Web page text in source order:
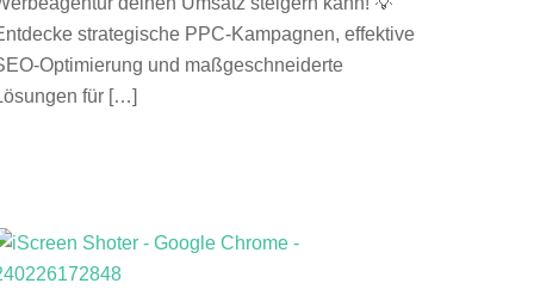
strategische PPC-Kampagnen, effektive
Optimierung und maßgeschneiderte
für […]